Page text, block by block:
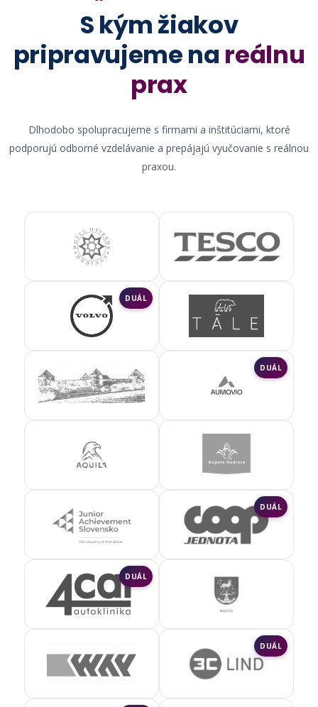
S kým žiakov
pripravujeme na reálnu
prax
Dlhodobo spolupracujeme s firmami a inštitúciami, ktoré
podporujú odborné vzdelávanie a prepájajú vyučovanie s reálnou
praxou.
DUÁL
DUÁL
DUÁL
DUÁL
DUÁL